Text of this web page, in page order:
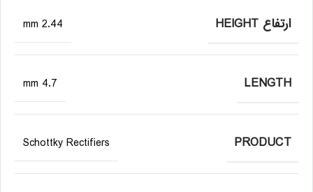
ارتفاع HEIGHT 2.44 mm
LENGTH
4.7 mm
PRODUCT
Schottky Rectifiers